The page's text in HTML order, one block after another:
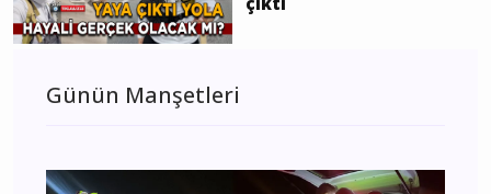
Günün Manşetleri